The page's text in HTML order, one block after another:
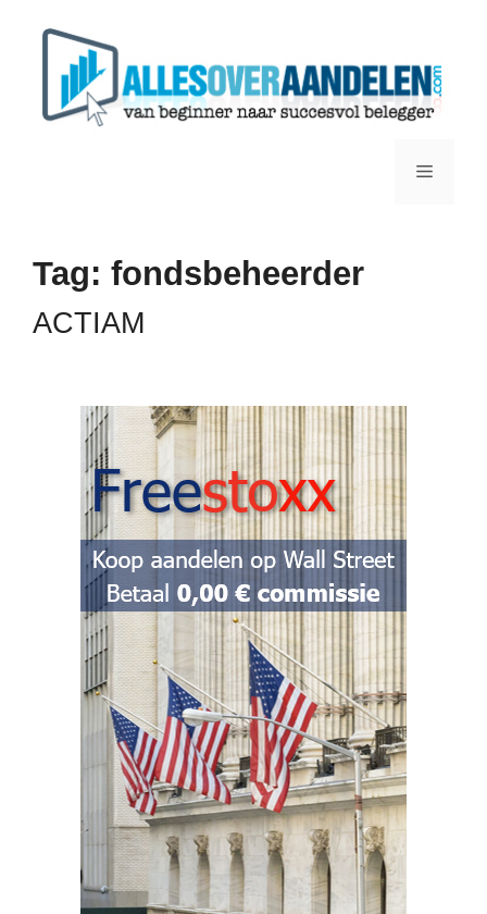
Menu
Tag: fondsbeheerder
ACTIAM